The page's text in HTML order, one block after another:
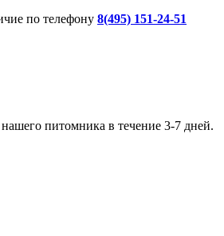
по телефону 8(495) 151-24-51
питомника в течение 3-7 дней.